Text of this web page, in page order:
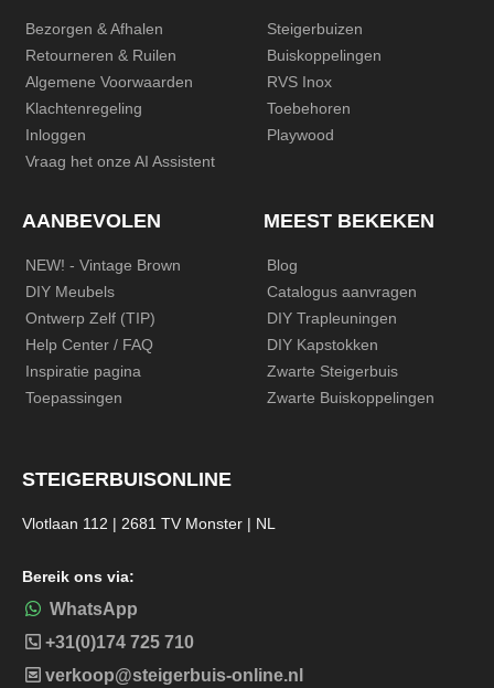
Bezorgen & Afhalen
Retourneren & Ruilen
Algemene Voorwaarden
Klachtenregeling
Inloggen
Vraag het onze AI Assistent
Steigerbuizen
Buiskoppelingen
RVS Inox
Toebehoren
Playwood
AANBEVOLEN
NEW! - Vintage Brown
DIY Meubels
Ontwerp Zelf (TIP)
Help Center / FAQ
Inspiratie pagina
Toepassingen
MEEST BEKEKEN
Blog
Catalogus aanvragen
DIY Trapleuningen
DIY Kapstokken
Zwarte Steigerbuis
Zwarte Buiskoppelingen
STEIGERBUISONLINE
Vlotlaan 112 | 2681 TV Monster | NL
Bereik ons via:
WhatsApp
+31(0)174 725 710
verkoop@steigerbuis-online.nl